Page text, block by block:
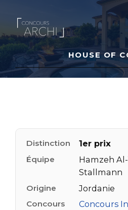
contenu
HOUSE OF
Distinction 1er prix
Équipe
Hamzeh
Stallmann
Origine Jordanie
Concours
Concours